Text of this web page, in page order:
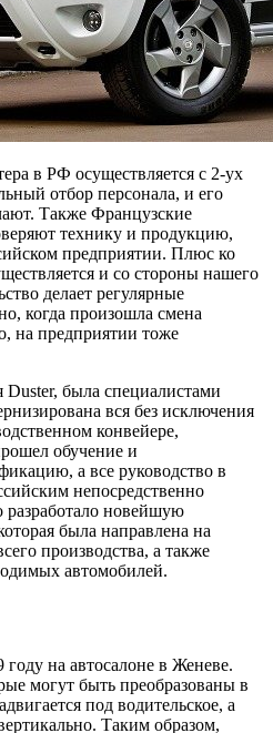
в РФ осуществляется с 2-ух
отбор персонала, и его
Также Французские
технику и продукцию,
предприятии. Плюс ко
и со стороны нашего
делает регулярные
когда произошла смена
на предприятии тоже
Duster, была специалистами
вся без исключения
конвейере,
обучение и
а все руководство в
непосредственно
разработало новейшую
была направлена на
производства, а также
автомобилей.
на автосалоне в Женеве.
могут быть преобразованы в
под водительское, а
Таким образом,